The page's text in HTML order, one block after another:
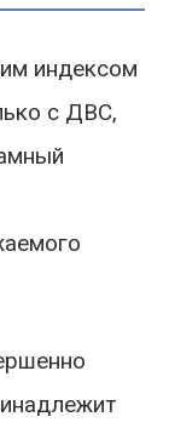
индексом
с ДВС,